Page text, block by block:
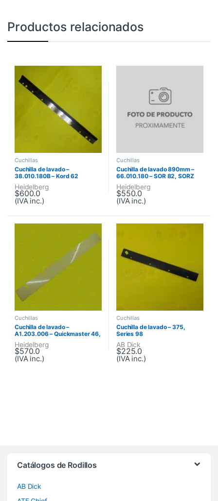
Productos relacionados
Cuchillas
Cuchilla de lavado –
38.010.180B – Kord 62
Heidelberg
$600.0
(IVA inc.)
Cuchillas
Cuchilla de lavado 890mm –
66.010.180 – SOR 82, SORZ
Heidelberg
$550.0
(IVA inc.)
Cuchillas
Cuchilla de lavado –
A1.203.006 – Quickmaster 46,
Quickmaster DI
Heidelberg
$570.0
(IVA inc.)
Cuchillas
Cuchilla de lavado – 375,
Series 98
AB Dick
$225.0
(IVA inc.)
Catálogos de Rodillos
AB Dick